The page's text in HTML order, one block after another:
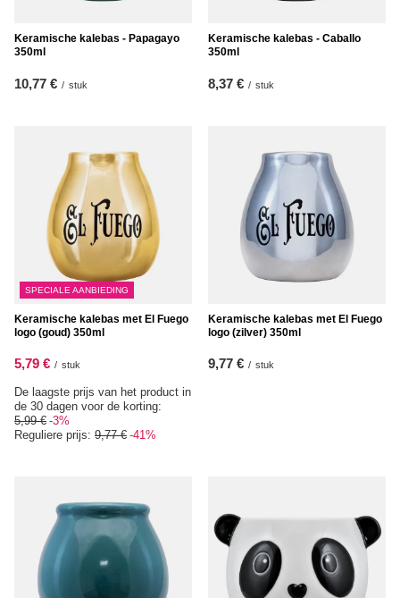
Keramische kalebas - Papagayo
350ml
10,77 € / stuk
Keramische kalebas - Caballo
350ml
8,37 € / stuk
SPECIALE AANBIEDING
Keramische kalebas met El Fuego
logo (goud) 350ml
5,79 € / stuk
De laagste prijs van het product in
de 30 dagen voor de korting:
5,99 € -3%
Reguliere prijs: 9,77 € -41%
Keramische kalebas met El Fuego
logo (zilver) 350ml
9,77 € / stuk